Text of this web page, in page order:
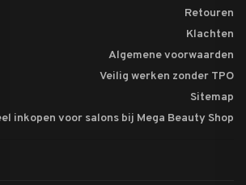
Retouren
Klachten
Algemene voorwaarden
Veilig werken zonder TPO
Sitemap
inkopen voor salons bij Mega Beauty Shop